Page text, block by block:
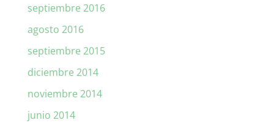
septiembre 2016
agosto 2016
septiembre 2015
diciembre 2014
noviembre 2014
junio 2014